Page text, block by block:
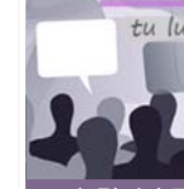
款； 7、快递
真实网上可查
留服真实存档
（使馆认证）
真实可查认证
流程农业科学院
院、地球及物
与人类发展学